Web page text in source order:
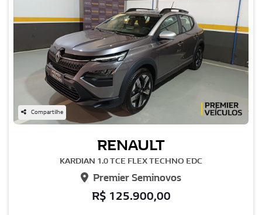
Compartilhe
RENAULT
KARDIAN 1.0 TCE FLEX TECHNO EDC
Premier Seminovos
R$ 125.900,00